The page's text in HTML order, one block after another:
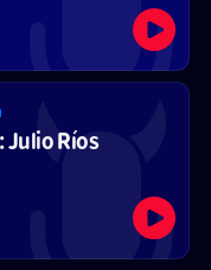
Julio Ríos